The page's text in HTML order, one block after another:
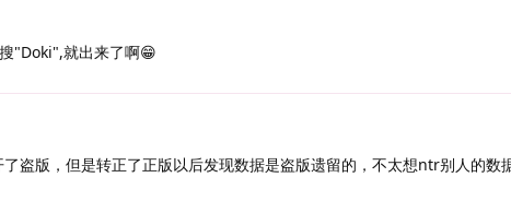
"Doki",就出来了啊😁
盗版，但是转正了正版以后发现数据是盗版遗留的，不太想ntr别人的数